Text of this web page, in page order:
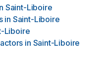
Saint-Liboire
in Saint-Liboire
Liboire
in Saint-Liboire